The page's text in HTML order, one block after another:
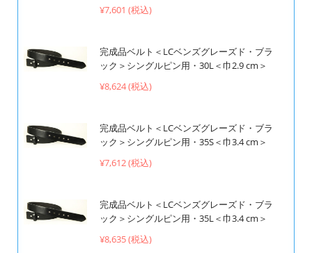
¥7,601 (税込)
完成品ベルト＜LCベンズグレーズド・ブラ
ック＞シングルピン用・30L＜巾2.9 cm＞
¥8,624 (税込)
完成品ベルト＜LCベンズグレーズド・ブラ
ック＞シングルピン用・35S＜巾3.4 cm＞
¥7,612 (税込)
完成品ベルト＜LCベンズグレーズド・ブラ
ック＞シングルピン用・35L＜巾3.4 cm＞
¥8,635 (税込)